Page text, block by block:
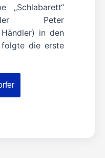
„Schlabarett“
Peter
in den
folgte die erste